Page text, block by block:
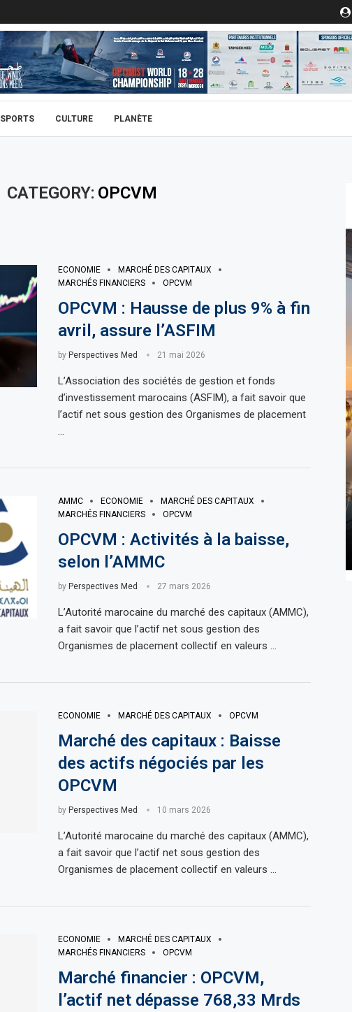
SPORTS CULTURE PLANÈTE
CATEGORY: OPCVM
ECONOMIE
MARCHÉ DES CAPITAUX
MARCHÉS FINANCIERS
OPCVM
OPCVM : Hausse de plus 9% à fin
avril, assure l’ASFIM
by Perspectives Med 21 mai 2026
L’Association des sociétés de gestion et fonds
d’investissement marocains (ASFIM), a fait savoir que
l’actif net sous gestion des Organismes de placement
…
AMMC ECONOMIE
MARCHÉ DES CAPITAUX
MARCHÉS FINANCIERS
OPCVM
OPCVM : Activités à la baisse,
selon l’AMMC
by Perspectives Med 27 mars 2026
L’Autorité marocaine du marché des capitaux (AMMC),
a fait savoir que l’actif net sous gestion des
Organismes de placement collectif en valeurs …
ECONOMIE MARCHÉ DES CAPITAUX OPCVM
Marché des capitaux : Baisse
des actifs négociés par les
OPCVM
by Perspectives Med 10 mars 2026
L’Autorité marocaine du marché des capitaux (AMMC),
a fait savoir que l’actif net sous gestion des
Organismes de placement collectif en valeurs …
ECONOMIE
MARCHÉ DES CAPITAUX
MARCHÉS FINANCIERS
OPCVM
Marché financier : OPCVM,
l’actif net dépasse 768,33 Mrds